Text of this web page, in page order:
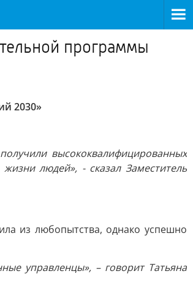
программы
2030»
высококвалифицированных
людей», - сказал Заместитель
из любопытства, однако успешно
управленцы», – говорит Татьяна